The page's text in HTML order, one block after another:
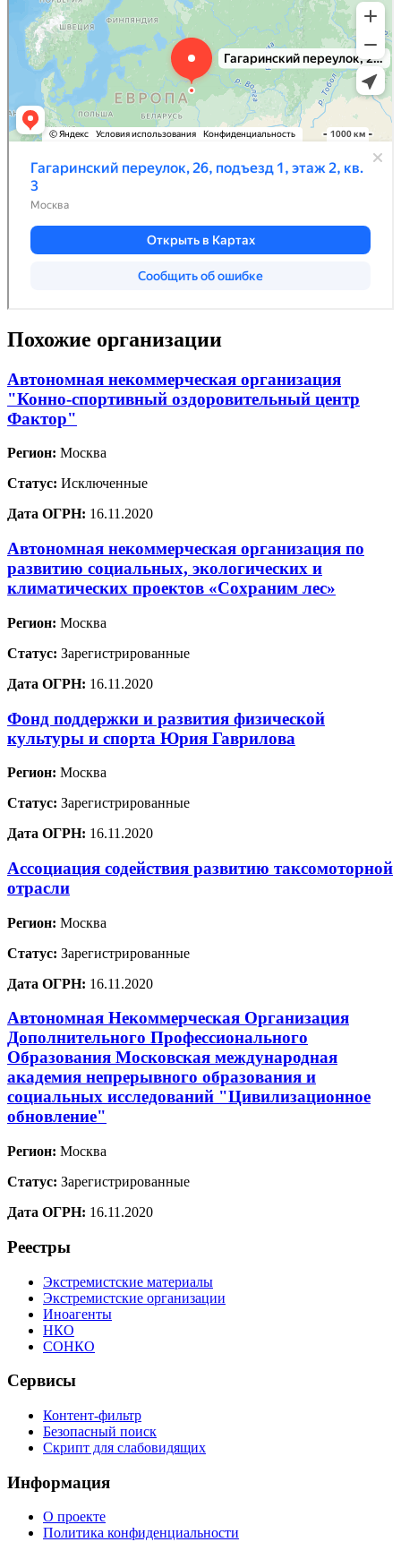
Похожие организации
Автономная некоммерческая организация
"Конно-спортивный оздоровительный центр
Фактор"
Регион: Москва
Статус: Исключенные
Дата ОГРН: 16.11.2020
Автономная некоммерческая организация по
развитию социальных, экологических и
климатических проектов «Сохраним лес»
Регион: Москва
Статус: Зарегистрированные
Дата ОГРН: 16.11.2020
Фонд поддержки и развития физической
культуры и спорта Юрия Гаврилова
Регион: Москва
Статус: Зарегистрированные
Дата ОГРН: 16.11.2020
Ассоциация содействия развитию таксомоторной
отрасли
Регион: Москва
Статус: Зарегистрированные
Дата ОГРН: 16.11.2020
Автономная Некоммерческая Организация
Дополнительного Профессионального
Образования Московская международная
академия непрерывного образования и
социальных исследований "Цивилизационное
обновление"
Регион: Москва
Статус: Зарегистрированные
Дата ОГРН: 16.11.2020
Реестры
Экстремистские материалы
Экстремистские организации
Иноагенты
НКО
СОНКО
Сервисы
Контент-фильтр
Безопасный поиск
Скрипт для слабовидящих
Информация
О проекте
Политика конфиденциальности